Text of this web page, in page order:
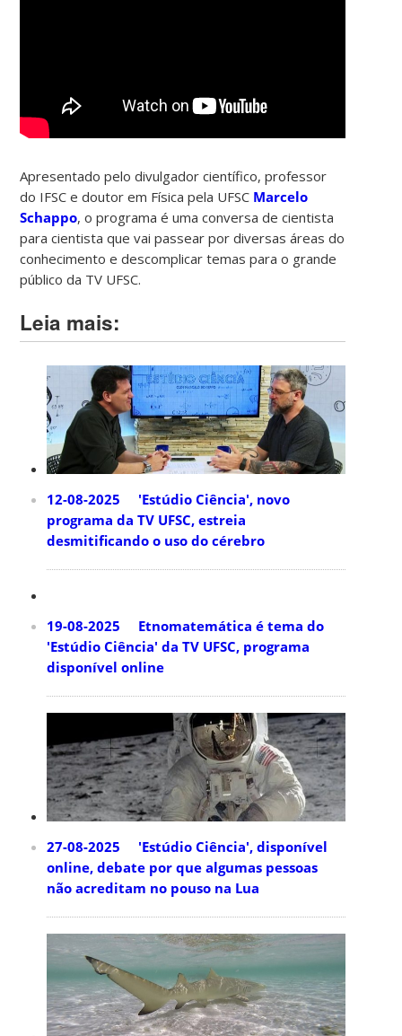
Apresentado pelo divulgador científico, professor
do IFSC e doutor em Física pela UFSC Marcelo
Schappo, o programa é uma conversa de cientista
para cientista que vai passear por diversas áreas do
conhecimento e descomplicar temas para o grande
público da TV UFSC.
Leia mais:
12-08-2025 'Estúdio Ciência', novo
programa da TV UFSC, estreia
desmitificando o uso do cérebro
19-08-2025 Etnomatemática é tema do
'Estúdio Ciência' da TV UFSC, programa
disponível online
27-08-2025 'Estúdio Ciência', disponível
online, debate por que algumas pessoas
não acreditam no pouso na Lua